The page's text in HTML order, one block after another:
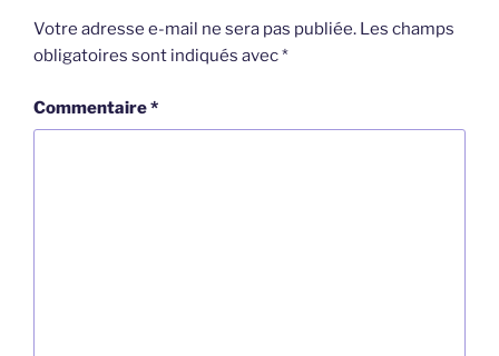
Votre adresse e-mail ne sera pas publiée. Les champs
obligatoires sont indiqués avec*
Commentaire*